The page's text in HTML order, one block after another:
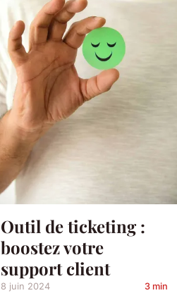
Outil de ticketing :
boostez votre
support client
8 juin 2024 3 min